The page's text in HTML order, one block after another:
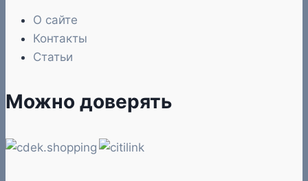
О сайте
Контакты
Статьи
Можно доверять